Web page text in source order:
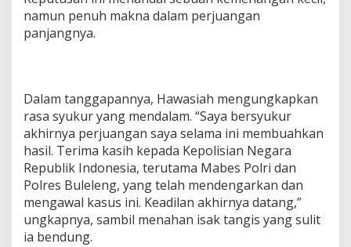
namun penuh makna dalam perjuangan
panjangnya.
Dalam tanggapannya, Hawasiah mengungkapkan
rasa syukur yang mendalam. “Saya bersyukur
akhirnya perjuangan saya selama ini membuahkan
hasil. Terima kasih kepada Kepolisian Negara
Republik Indonesia, terutama Mabes Polri dan
Polres Buleleng, yang telah mendengarkan dan
mengawal kasus ini. Keadilan akhirnya datang,”
ungkapnya, sambil menahan isak tangis yang sulit
ia bendung.